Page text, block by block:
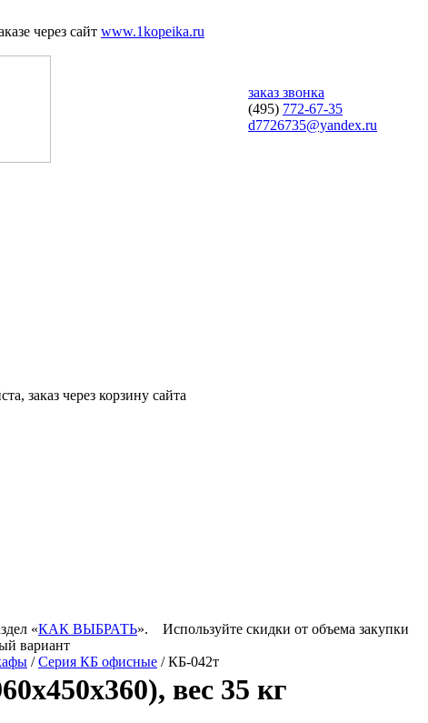
через сайт www.1kopeika.ru
заказ звонка
(495) 772-67-35
d7726735@yandex.ru
заказ через корзину сайта
«КАК ВЫБРАТЬ».
Используйте скидки от объема закупки
вариант
/Серия КБ офисные / КБ-042т
вес 35 кг